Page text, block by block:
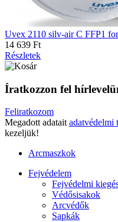
Uvex 2110 silv-air C FFP1
14 639 Ft
Részletek
Íratkozzon fel
Feliratkozom
Megadott adatait adatvédelmi
kezeljük!
Arcmaszkok
Fejvédelem
Fejvédelmi
Védősisakok
Arcvédők
Sapkák